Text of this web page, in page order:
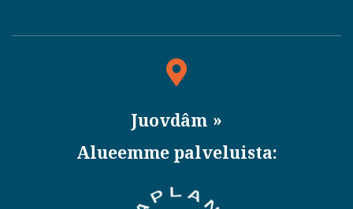
Juovdâm
Alueemme palveluista: